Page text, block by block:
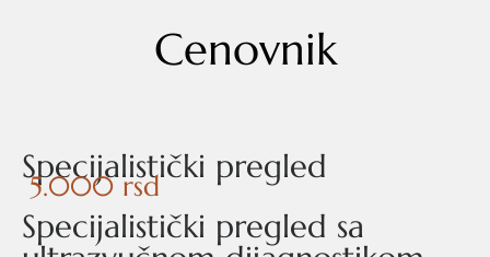
Cenovnik
Specijalistički pregled
5.000 rsd
Specijalistički pregled sa